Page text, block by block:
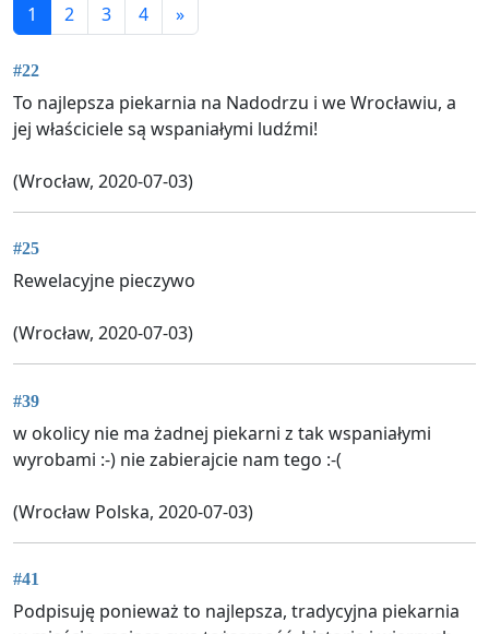
1 2 3 4 »
#22
To najlepsza piekarnia na Nadodrzu i we Wrocławiu, a
jej właściciele są wspaniałymi ludźmi!
(Wrocław, 2020-07-03)
#25
Rewelacyjne pieczywo
(Wrocław, 2020-07-03)
#39
w okolicy nie ma żadnej piekarni z tak wspaniałymi
wyrobami :-) nie zabierajcie nam tego :-(
(Wrocław Polska, 2020-07-03)
#41
Podpisuję ponieważ to najlepsza, tradycyjna piekarnia